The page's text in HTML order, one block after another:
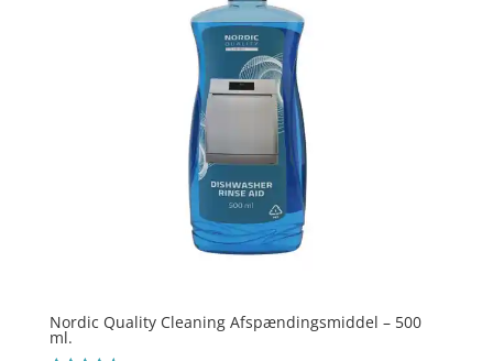
Nordic Quality Cleaning Afspændingsmiddel – 500
ml.